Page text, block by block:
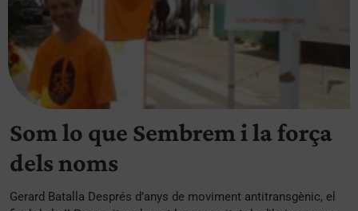
Som lo que Sembrem i la força
dels noms
Gerard Batalla Després d’anys de moviment antitransgènic, el